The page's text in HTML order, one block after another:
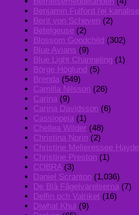
Benjamin Fulford (ej
Berit von Scheven (2)
Betelgeuse (2)
Blossom Goodchild (302)
Blue Avians (9)
Blue Light Channeling (1)
Börge Höglund (5)
Brenda (549)
Camilla Nilsson (26)
Carina (9)
Carina Davidsson (6)
Cassiopeia (1)
Chellea Wilder (48)
Christina Norin (2)
Christine Melieressee
Christine Preston (1)
COBRA(3)
Daniel Scranton (1,036)
De Blå Fågelvarelserna (7)
Delfin och Valriket (16)
Djwhal Khul (9)